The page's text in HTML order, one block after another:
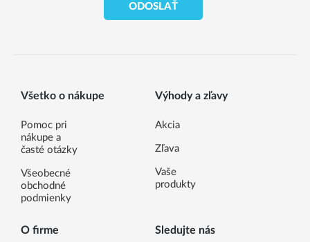
ODOSLAŤ
Všetko o nákupe
Pomoc pri
nákupe a
časté otázky
Všeobecné
obchodné
podmienky
Výhody a zľavy
Akcia
Zľava
Vaše
produkty
O firme Sledujte nás